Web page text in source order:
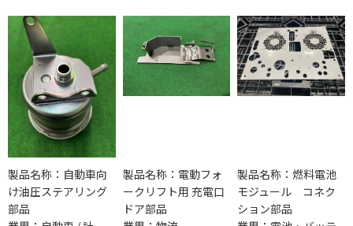
製品名称：自動車向
け油圧ステアリング
部品
製品名称：電動フォ
ークリフト用 充電口
ドア部品
製品名称：燃料電池
モジュール コネク
ション部品